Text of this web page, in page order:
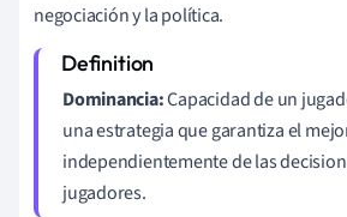
negociación y la política.
Dominancia:Capacidad de un
una estrategia que garantiza el
independientemente de las
jugadores.